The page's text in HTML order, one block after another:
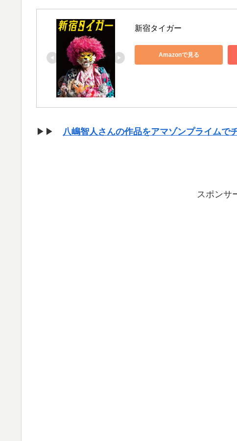
新宿タイガー
Amazonで見る
▶▶ 八嶋智人さんの作品をアマゾンプライムで
スポンサ